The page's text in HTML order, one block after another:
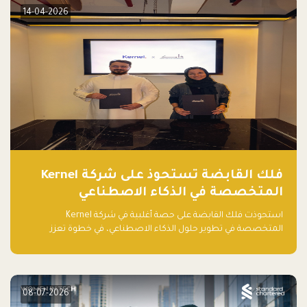
14-04-2026
فلك القابضة تستحوذ على شركة Kernel
المتخصصة في الذكاء الاصطناعي
استحوذت فلك القابضة على حصة أغلبية في شركة Kernel
المتخصصة في تطوير حلول الذكاء الاصطناعي، في خطوة تعزز
المنطقة.
08-07-2026